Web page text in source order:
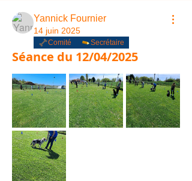
Yannick Fournier
14 juin 2025
Comité Secrétaire
Séance du 12/04/2025